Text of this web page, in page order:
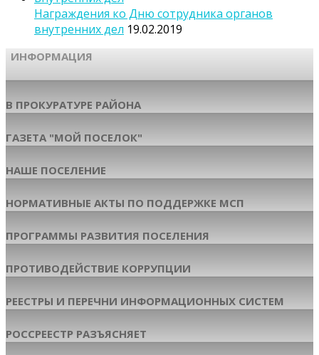
Награждения ко Дню сотрудника органов
внутренних дел 19.02.2019
ИНФОРМАЦИЯ
В ПРОКУРАТУРЕ РАЙОНА
ГАЗЕТА "МОЙ ПОСЕЛОК"
НАШЕ ПОСЕЛЕНИЕ
НОРМАТИВНЫЕ АКТЫ ПО ПОДДЕРЖКЕ МСП
ПРОГРАММЫ РАЗВИТИЯ ПОСЕЛЕНИЯ
ПРОТИВОДЕЙСТВИЕ КОРРУПЦИИ
РЕЕСТРЫ И ПЕРЕЧНИ ИНФОРМАЦИОННЫХ СИСТЕМ
РОССРЕЕСТР РАЗЪЯСНЯЕТ